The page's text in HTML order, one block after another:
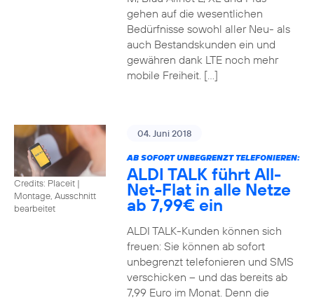
gehen auf die wesentlichen
Bedürfnisse sowohl aller Neu- als
auch Bestandskunden ein und
gewähren dank LTE noch mehr
mobile Freiheit. […]
Credits: Placeit |
Montage, Ausschnitt
bearbeitet
04. Juni 2018
AB SOFORT UNBEGRENZT TELEFONIEREN:
ALDI TALK führt All-
Net-Flat in alle Netze
ab 7,99€ ein
ALDI TALK-Kunden können sich
freuen: Sie können ab sofort
unbegrenzt telefonieren und SMS
verschicken – und das bereits ab
7,99 Euro im Monat. Denn die